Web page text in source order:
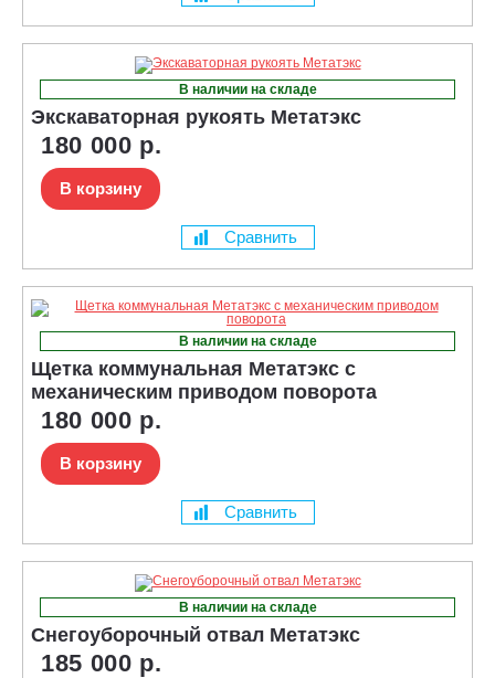
В наличии на складе
Экскаваторная рукоять Метатэкс
180 000 р.
В корзину
Сравнить
В наличии на складе
Щетка коммунальная Метатэкс с
механическим приводом поворота
180 000 р.
В корзину
Сравнить
В наличии на складе
Снегоуборочный отвал Метатэкс
185 000 р.